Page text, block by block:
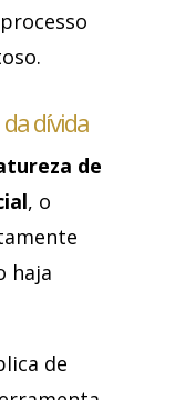
dívida
de
, o
haja
de